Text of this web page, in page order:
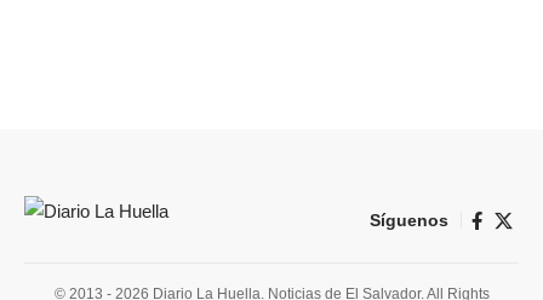
Síguenos
© 2013 - 2026 Diario La Huella. Noticias de El Salvador. All Rights